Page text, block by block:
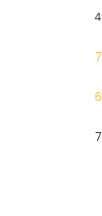
4
7
6
7